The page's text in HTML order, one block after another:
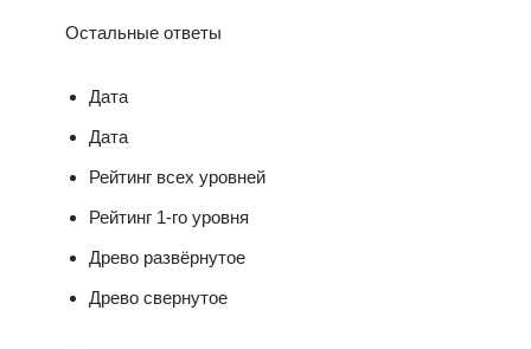
Остальные ответы
Дата
Дата
Рейтинг всех уровней
Рейтинг 1-го уровня
Древо развёрнутое
Древо свернутое